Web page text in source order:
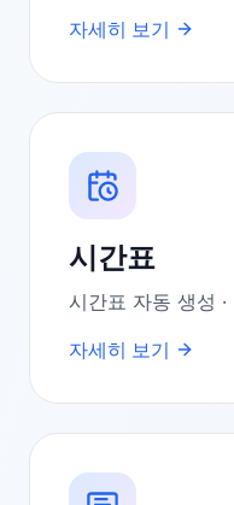
자세히 보기
시간표
시간표 자동 생성 ·
자세히 보기